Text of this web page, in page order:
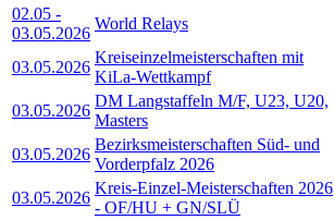
02.05 -
03.05.2026
World Relays
03.05.2026
Kreiseinzelmeisterschaften mit
KiLa-Wettkampf
03.05.2026
DM Langstaffeln M/F, U23, U20,
Masters
03.05.2026
Bezirksmeisterschaften Süd- und
Vorderpfalz 2026
03.05.2026
Kreis-Einzel-Meisterschaften 2026
- OF/HU + GN/SLÜ